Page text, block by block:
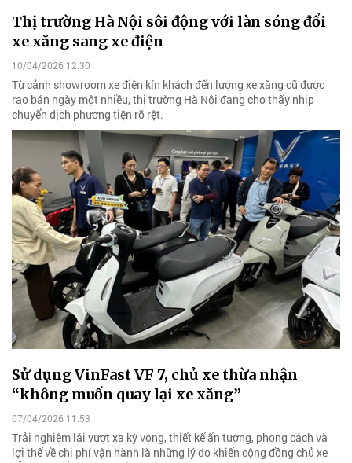
Thị trường Hà Nội sôi động với làn sóng đổi
xe xăng sang xe điện
10/04/2026 12:30
Từ cảnh showroom xe điện kín khách đến lượng xe xăng cũ được
rao bán ngày một nhiều, thị trường Hà Nội đang cho thấy nhịp
chuyển dịch phương tiện rõ rệt.
Sử dụng VinFast VF 7, chủ xe thừa nhận
“không muốn quay lại xe xăng”
07/04/2026 11:53
Trải nghiệm lái vượt xa kỳ vọng, thiết kế ấn tượng, phong cách và
lợi thế về chi phí vận hành là những lý do khiến cộng đồng chủ xe